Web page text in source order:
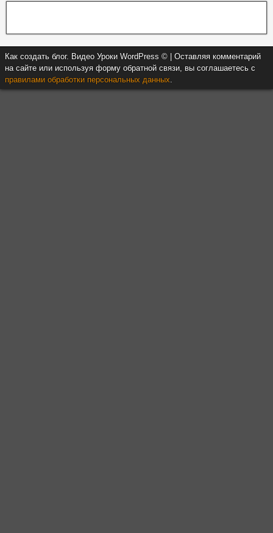
Как создать блог. Видео Уроки WordPress © | Оставляя комментарий
на сайте или используя форму обратной связи, вы соглашаетесь с
правилами обработки персональных данных.